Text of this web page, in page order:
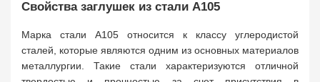
Свойства заглушек из стали A105
Марка стали A105 относится к классу углеродистой
сталей, которые являются одним из основных материалов
металлургии. Такие стали характеризуются отличной